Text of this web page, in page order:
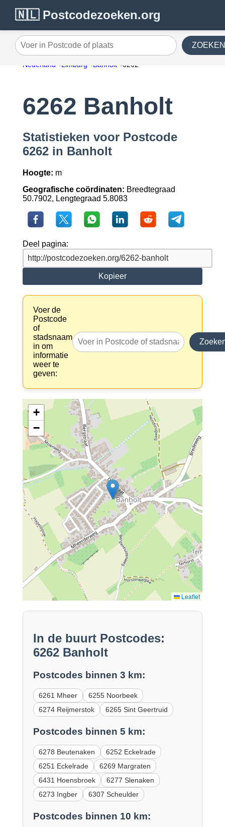
🇳🇱 Postcodezoeken.org
Voer in Postcode of plaats ZOEKEN
Nederland Limburg Banholt 6262
6262 Banholt
Statistieken voor Postcode
6262 in Banholt
Hoogte: m
Geografische coördinaten: Breedtegraad
50.7902, Lengtegraad 5.8083
Deel pagina:
Kopieer
Voer de
Postcode
of
stadsnaam
in om
informatie
weer te
geven:
+
−
Leaflet
In de buurt Postcodes:
6262 Banholt
Postcodes binnen 3 km:
6261 Mheer
6255 Noorbeek
6274 Reijmerstok
6265 Sint Geertruid
Postcodes binnen 5 km:
6278 Beutenaken
6252 Eckelrade
6251 Eckelrade
6269 Margraten
6431 Hoensbroek
6277 Slenaken
6273 Ingber
6307 Scheulder
Postcodes binnen 10 km: